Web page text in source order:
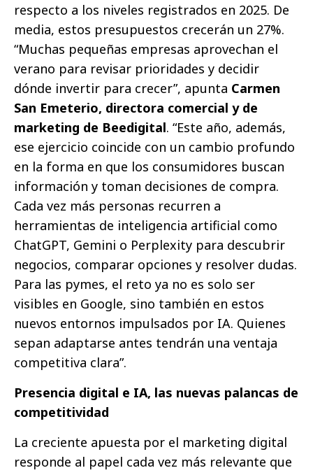
respecto a los niveles registrados en 2025. De
media, estos presupuestos crecerán un 27%.
“Muchas pequeñas empresas aprovechan el
verano para revisar prioridades y decidir
dónde invertir para crecer”, apunta Carmen
San Emeterio, directora comercial y de
marketing de Beedigital. “Este año, además,
ese ejercicio coincide con un cambio profundo
en la forma en que los consumidores buscan
información y toman decisiones de compra.
Cada vez más personas recurren a
herramientas de inteligencia artificial como
ChatGPT, Gemini o Perplexity para descubrir
negocios, comparar opciones y resolver dudas.
Para las pymes, el reto ya no es solo ser
visibles en Google, sino también en estos
nuevos entornos impulsados por IA. Quienes
sepan adaptarse antes tendrán una ventaja
competitiva clara”.
Presencia digital e IA, las nuevas palancas de
competitividad
La creciente apuesta por el marketing digital
responde al papel cada vez más relevante que